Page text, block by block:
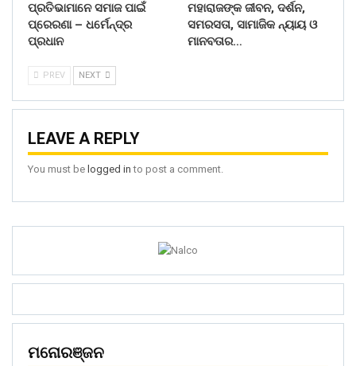
ପ୍ରତିଭାମାନେ ସମାଜ ପାଇଁ
ପ୍ରେରଣା – ଧର୍ମେନ୍ଦ୍ର
ପ୍ରଧାନ
ମହାରାଜଙ୍କ ଜୀବନ, ଦର୍ଶନ,
ସମରସତା, ସାମାଜିକ ନ୍ୟାୟ ଓ
ମାନବତାର…
PREV NEXT
LEAVE A REPLY
You must be logged in to post a comment.
ମନୋରଞ୍ଜନ